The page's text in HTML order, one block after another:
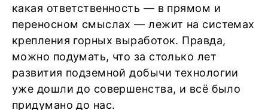
какая ответственность — в прямом и
переносном смыслах — лежит на системах
крепления горных выработок. Правда,
можно подумать, что за столько лет
развития подземной добычи технологии
уже дошли до совершенства, и всё было
придумано до нас.